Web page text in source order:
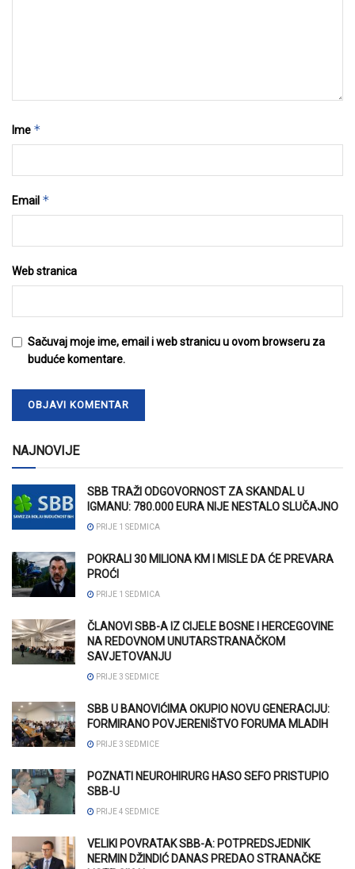
Ime *
Email *
Web stranica
Sačuvaj moje ime, email i web stranicu u ovom browseru za
buduće komentare.
NAJNOVIJE
SBB TRAŽI ODGOVORNOST ZA SKANDAL U
IGMANU: 780.000 EURA NIJE NESTALO SLUČAJNO
PRIJE 1 SEDMICA
POKRALI 30 MILIONA KM I MISLE DA ĆE PREVARA
PROĆI
PRIJE 1 SEDMICA
ČLANOVI SBB-A IZ CIJELE BOSNE I HERCEGOVINE
NA REDOVNOM UNUTARSTRANAČKOM
SAVJETOVANJU
PRIJE 3 SEDMICE
SBB U BANOVIĆIMA OKUPIO NOVU GENERACIJU:
FORMIRANO POVJERENIŠTVO FORUMA MLADIH
PRIJE 3 SEDMICE
POZNATI NEUROHIRURG HASO SEFO PRISTUPIO
SBB-U
PRIJE 4 SEDMICE
VELIKI POVRATAK SBB-A: POTPREDSJEDNIK
NERMIN DŽINDIĆ DANAS PREDAO STRANAČKE